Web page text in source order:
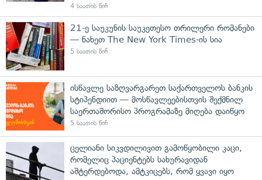
4 საათის წინ
21-ე საუკუნის საუკეთესო თრილერი რომანები
— ნახეთ The New York Times-ის სია
5 საათის წინ
ისწავლე საზღვარგარეთ საქართველოს ბანკის
სტიპენდიით — მოსწავლეებისთვის შექმნილ
საერთაშორისო პროგრამაზე მიღება დაიწყო
5 საათის წინ
ცელიანი სიკვდილივით გამოწყობილი კაცი,
რომელიც პაციენტებს სახურავიდან
აშტერდებოდა, ამტკიცებს, რომ ყვავი იყო